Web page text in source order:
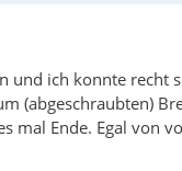
und ich konnte recht
(abgeschraubten)
mal Ende. Egal von